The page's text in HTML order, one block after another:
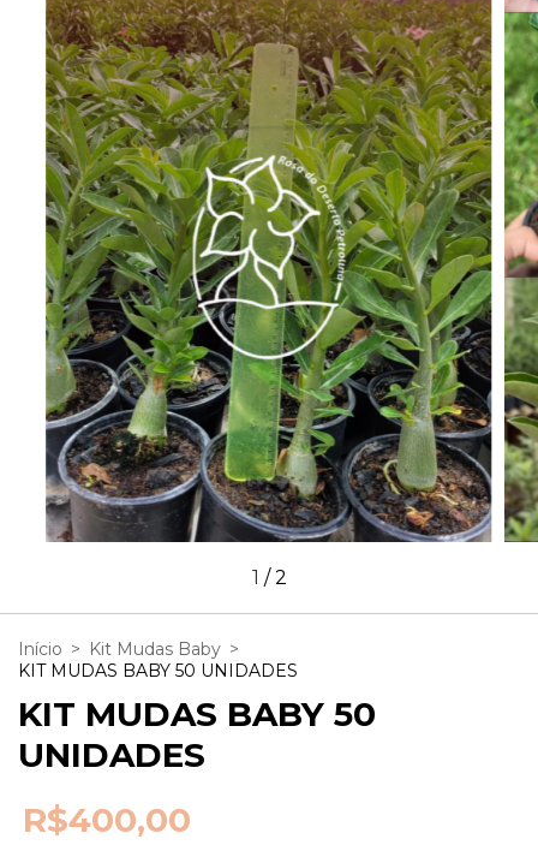
1 /2
Início > Kit Mudas Baby >
KIT MUDAS BABY 50 UNIDADES
KIT MUDAS BABY 50
UNIDADES
R$400,00